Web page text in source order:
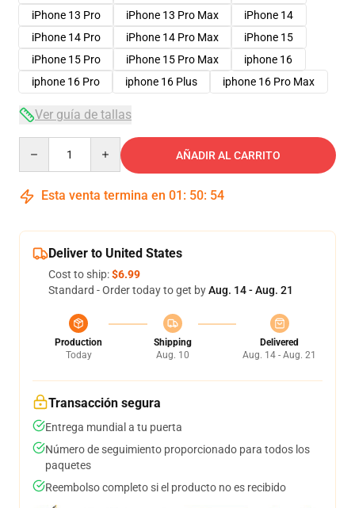
iPhone 13 Pro
iPhone 13 Pro Max
iPhone 14
iPhone 14 Pro
iPhone 14 Pro Max
iPhone 15
iPhone 15 Pro
iPhone 15 Pro Max
iphone 16
iphone 16 Pro
iphone 16 Plus iphone 16 Pro Max
Ver guía de tallas
AÑADIR AL CARRITO
Esta venta termina en 01 : 50: 54
Deliver to United States
Cost to ship:$6.99
Standard - Order today to get byAug. 14 - Aug. 21
Production
Today
Shipping
Aug. 10
Delivered
Aug. 14 - Aug. 21
Transacción segura
Entrega mundial a tu puerta
Número de seguimiento proporcionado para todos los
paquetes
Reembolso completo si el producto no es recibido